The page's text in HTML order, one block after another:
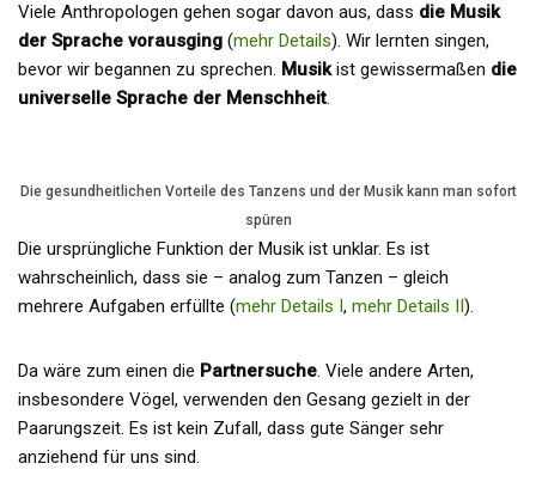
Viele Anthropologen gehen sogar davon aus, dass die Musik
der Sprache vorausging (mehr Details). Wir lernten singen,
bevor wir begannen zu sprechen. Musikist gewissermaßen die
universelle Sprache der Menschheit.
Die gesundheitlichen Vorteile des Tanzens und der Musik kann man sofort
spüren
Die ursprüngliche Funktion der Musik ist unklar. Es ist
wahrscheinlich, dass sie – analog zum Tanzen – gleich
mehrere Aufgaben erfüllte (mehr Details I, mehr Details II).
Da wäre zum einen die Partnersuche. Viele andere Arten,
insbesondere Vögel, verwenden den Gesang gezielt in der
Paarungszeit. Es ist kein Zufall, dass gute Sänger sehr
anziehend für uns sind.